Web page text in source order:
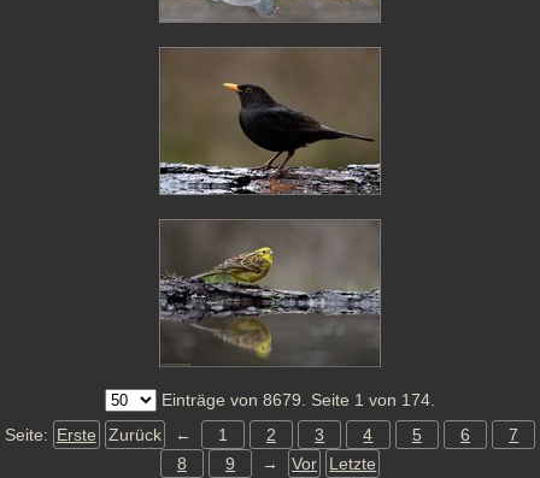
Einträge von 8679. Seite 1 von 174.
Seite: Erste Zurück ← 1 2 3 4 5 6
7
8
9 → Vor Letzte